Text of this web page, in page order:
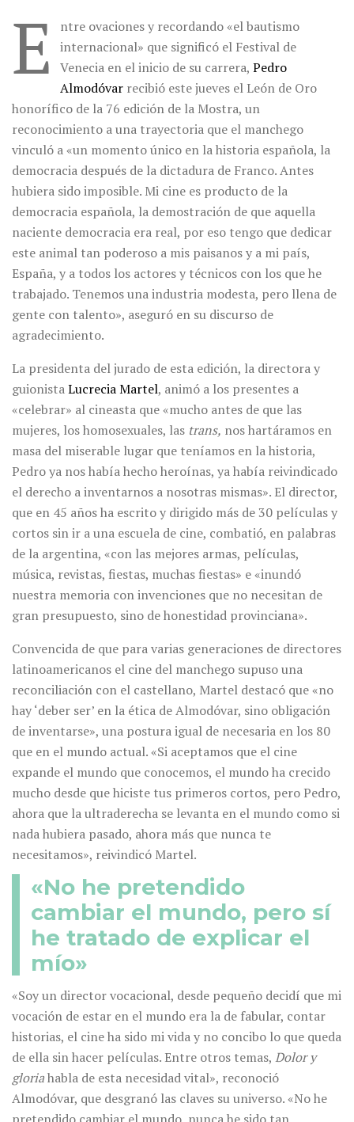
E
ntre ovaciones y recordando «el bautismo
internacional» que significó el Festival de
Venecia en el inicio de su carrera, Pedro
Almodóvarrecibió este jueves el León de Oro
honorífico de la 76 edición de la Mostra, un
reconocimiento a una trayectoria que el manchego
vinculó a «un momento único en la historia española, la
democracia después de la dictadura de Franco. Antes
hubiera sido imposible. Mi cine es producto de la
democracia española, la demostración de que aquella
naciente democracia era real, por eso tengo que dedicar
este animal tan poderoso a mis paisanos y a mi país,
España, y a todos los actores y técnicos con los que he
trabajado. Tenemos una industria modesta, pero llena de
gente con talento», aseguró en su discurso de
agradecimiento.
La presidenta del jurado de esta edición, la directora y
guionistaLucrecia Martel, animó a los presentes a
«celebrar» al cineasta que «mucho antes de que las
mujeres, los homosexuales, las trans, nos hartáramos en
masa del miserable lugar que teníamos en la historia,
Pedro ya nos había hecho heroínas, ya había reivindicado
el derecho a inventarnos a nosotras mismas». El director,
que en 45 años ha escrito y dirigido más de 30 películas y
cortos sin ir a una escuela de cine, combatió, en palabras
de la argentina, «con las mejores armas, películas,
música, revistas, fiestas, muchas fiestas» e «inundó
nuestra memoria con invenciones que no necesitan de
gran presupuesto, sino de honestidad provinciana».
Convencida de que para varias generaciones de directores
latinoamericanos el cine del manchego supuso una
reconciliación con el castellano, Martel destacó que «no
hay ‘deber ser’ en la ética de Almodóvar, sino obligación
de inventarse», una postura igual de necesaria en los 80
que en el mundo actual. «Si aceptamos que el cine
expande el mundo que conocemos, el mundo ha crecido
mucho desde que hiciste tus primeros cortos, pero Pedro,
ahora que la ultraderecha se levanta en el mundo como si
nada hubiera pasado, ahora más que nunca te
necesitamos», reivindicó Martel.
«No he pretendido
cambiar el mundo, pero sí
he tratado de explicar el
mío»
«Soy un director vocacional, desde pequeño decidí que mi
vocación de estar en el mundo era la de fabular, contar
historias, el cine ha sido mi vida y no concibo lo que queda
de ella sin hacer películas. Entre otros temas, Dolor y
gloriahabla de esta necesidad vital», reconoció
Almodóvar, que desgranó las claves su universo. «No he